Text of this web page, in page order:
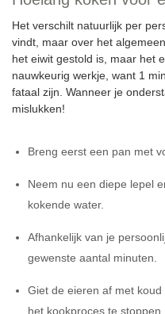
Het verschilt natuurlijk per
vindt, maar over het
het eiwit gestold is, maar het
nauwkeurig werkje, want 1
fataal zijn. Wanneer je
mislukken!
Breng eerst een pan met
Neem nu een diepe lepel
kokende water.
Afhankelijk van je
gewenste aantal minuten.
Giet de eieren af met
het kookproces te stoppen.